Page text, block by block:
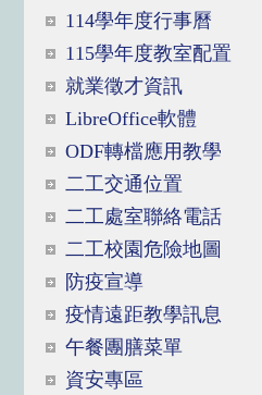
114學年度行事曆
115學年度教室配置
就業徵才資訊
LibreOffice軟體
ODF轉檔應用教學
二工交通位置
二工處室聯絡電話
二工校園危險地圖
防疫宣導
疫情遠距教學訊息
午餐團膳菜單
資安專區